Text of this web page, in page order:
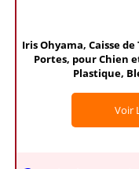
Iris Ohyama, Caisse
Portes, pour Chien
Plastique,
Voir